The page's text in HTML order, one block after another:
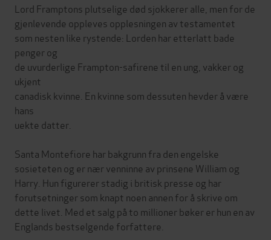
Lord Framptons plutselige død sjokkerer alle, men for de
gjenlevende oppleves opplesningen av testamentet
som nesten like rystende: Lorden har etterlatt bade
penger og
de uvurderlige Frampton-safirene til en ung, vakker og
ukjent
canadisk kvinne. En kvinne som dessuten hevder å være
hans
uekte datter.
Santa Montefiore har bakgrunn fra den engelske
sosieteten og er nær venninne av prinsene William og
Harry. Hun figurerer stadig i britisk presse og har
forutsetninger som knapt noen annen for å skrive om
dette livet. Med et salg på to millioner bøker er hun en av